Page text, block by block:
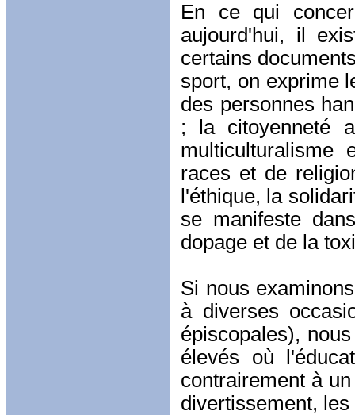
En ce qui
aujourd'hui, il
certains
sport, on exprime
des personnes
; la citoyenneté
multiculturalisme
races et de
l'éthique, la
se manifeste
dopage et de la
Si nous
à diverses
épiscopales),
élevés où
contrairement à
divertissement,